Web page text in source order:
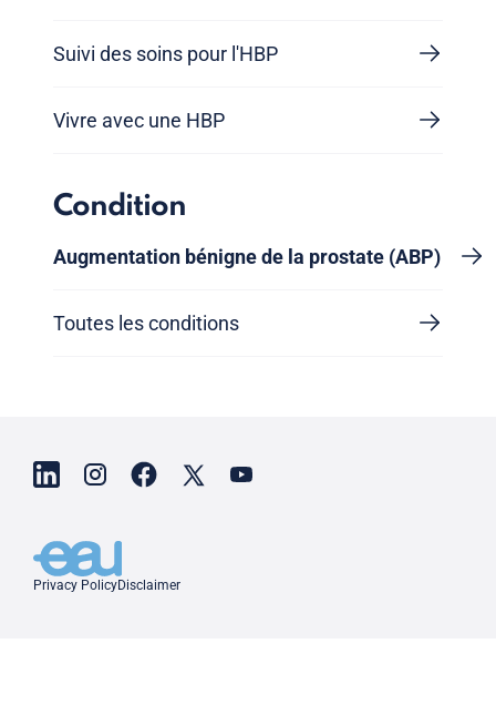
Suivi des soins pour l'HBP
Vivre avec une HBP
Condition
Augmentation bénigne de la prostate (ABP)
Toutes les conditions
Privacy PolicyDisclaimer